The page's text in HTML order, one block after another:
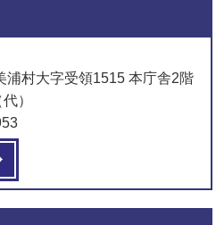
浦村大字受領1515 本庁舎2階
）